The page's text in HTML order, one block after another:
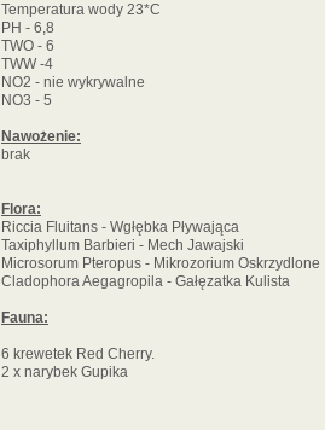
Temperatura wody 23*C
PH - 6,8
TWO - 6
TWW -4
NO2 - nie wykrywalne
NO3 - 5
Nawożenie:
brak
Flora:
Riccia Fluitans - Wgłębka Pływająca
Taxiphyllum Barbieri - Mech Jawajski
Microsorum Pteropus - Mikrozorium Oskrzydlone
Cladophora Aegagropila - Gałęzatka Kulista
Fauna:
6 krewetek Red Cherry.
2 x narybek Gupika